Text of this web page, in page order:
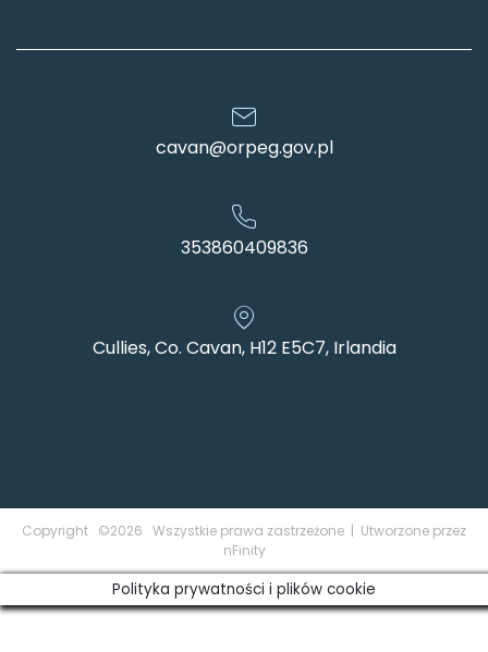
cavan@orpeg.gov.pl
353860409836
Cullies, Co. Cavan, H12 E5C7, Irlandia
Copyright ©2026 Wszystkie prawa zastrzeżone | Utworzone przez
nFinity
Polityka prywatności i plików cookie